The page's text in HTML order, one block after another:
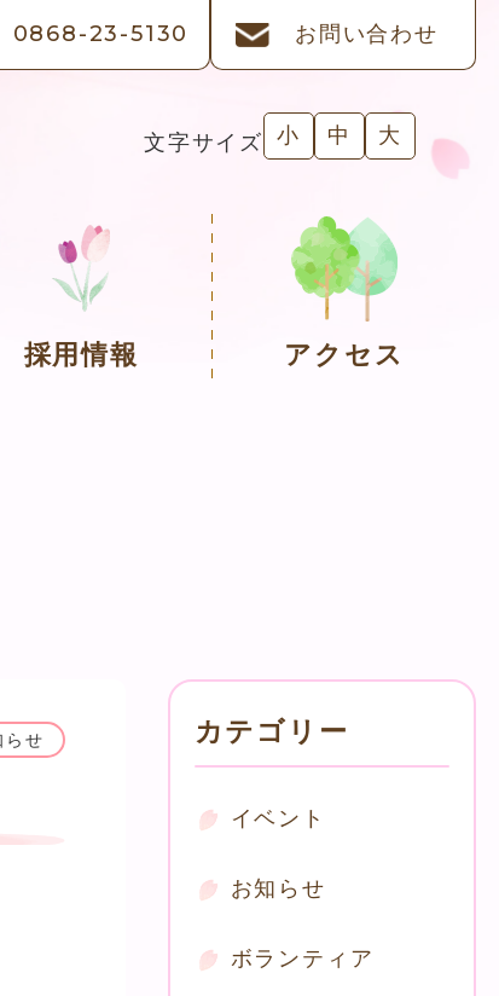
0868-23-5130 お問い合わせ
文字サイズ 小 中 大
採用情報 アクセス
らせ カテゴリー
イベント
お知らせ
ボランティア